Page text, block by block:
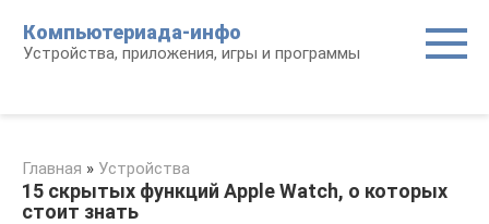
контенту
Компьютериада-инфо
Устройства, приложения, игры и программы
Главная » Устройства
15 скрытых функций Apple Watch, о которых
стоит знать